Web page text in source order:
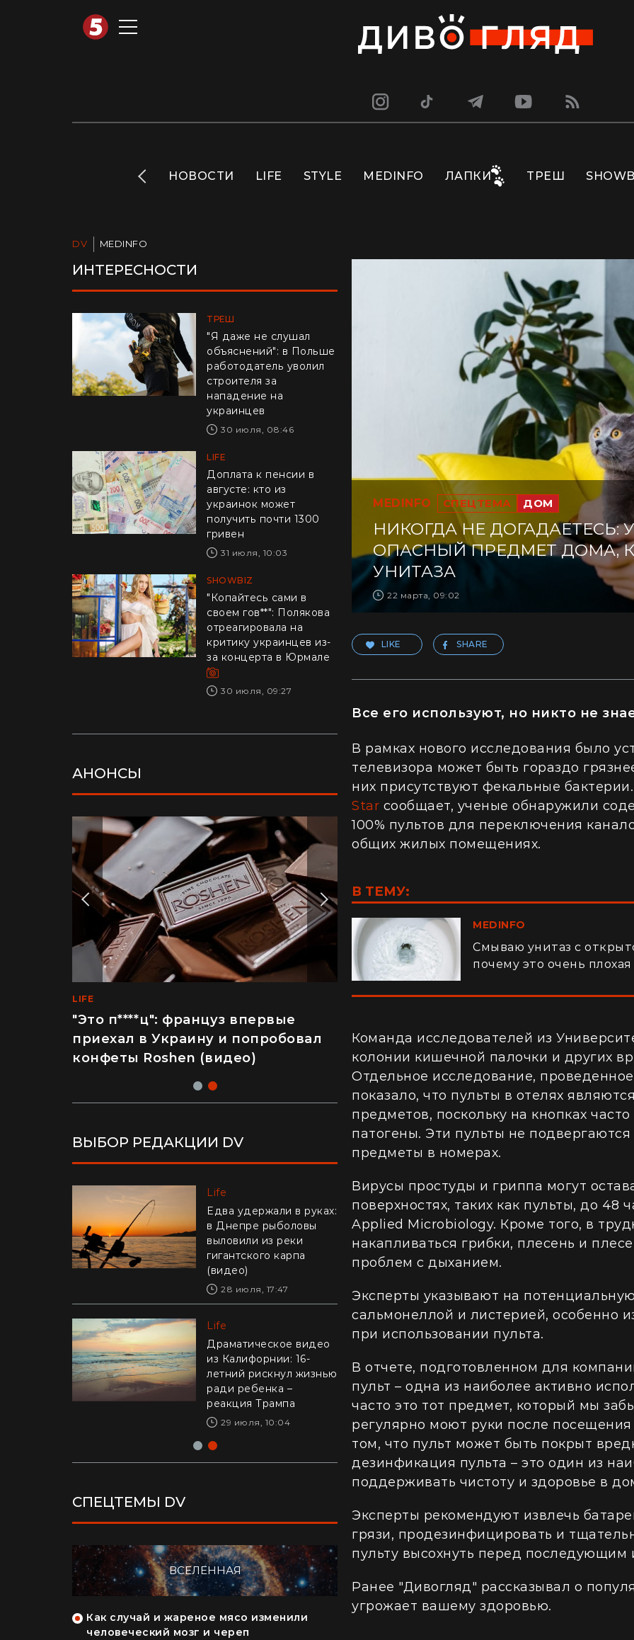
INFO НОВОСТИ LIFE STYLE MEDINFO ЛАПКИ ТРЕШ
DV MEDINFO
ИНТЕРЕСНОСТИ
ТРЕШ
"Я даже не слушал
объяснений": в Польше
работодатель уволил
строителя за
нападение на
украинцев
30 июля, 08:46
LIFE
Доплата к пенсии в
августе: кто из
украинок может
получить почти 1300
гривен
31 июля, 10:03
SHOWBIZ
"Копайтесь сами в
своем гов**": Полякова
отреагировала на
критику украинцев из-
за концерта в Юрмале
30 июля, 09:27
АНОНСЫ
LIFE
Лайфхак из Греции: как бюджетно
бороться с жарой в квартире
LIFE
"Это п****ц": француз впервые
приехал в Украину и попробовал
конфеты Roshen (видео)
ВЫБОР РЕДАКЦИИ DV
Life
Украинцев
предупредили об
афере с отключением
электроэнергии
30 июля, 10:57
"Это было очень
стремно": украинка
откровенно объяснила,
почему бросила
Канаду ради Азии
28 июля, 17:04
Life
Едва удержали в руках:
в Днепре рыболовы
выловили из реки
гигантского карпа
(видео)
28 июля, 17:47
Life
Драматическое видео
из Калифорнии: 16-
летний рискнул жизнью
ради ребенка –
реакция Трампа
29 июля, 10:04
СПЕЦТЕМЫ DV
ВСЕЛЕННАЯ
Как случай и жареное мясо изменили
человеческий мозг и череп
"Я почувствовал, как трясется земля":
MEDINFO СПЕЦТЕМА ДОМ
НИКОГДА НЕ ДОГАДАЕТЕСЬ:
ОПАСНЫЙ ПРЕДМЕТ ДОМА,
УНИТАЗА
22 марта, 09:02
LIKE SHARE
Все его используют, но никто не
В рамках нового исследования было
телевизора может быть гораздо
них присутствуют фекальные
Star сообщает, ученые обнаружили
100% пультов для переключения
общих жилых помещениях.
В ТЕМУ:
MEDINFO
Смываю унитаз с
почему это очень
Команда исследователей из
колонии кишечной палочки и других
Отдельное исследование,
показало, что пульты в отелях
предметов, поскольку на кнопках
патогены. Эти пульты не
предметы в номерах.
Вирусы простуды и гриппа могут
поверхностях, таких как пульты, до 48
Applied Microbiology. Кроме того, в
накапливаться грибки, плесень и
проблем с дыханием.
Эксперты указывают на
сальмонеллой и листерией, особенно
при использовании пульта.
В отчете, подготовленном для
пульт – одна из наиболее активно
часто это тот предмет, который мы
регулярно моют руки после
том, что пульт может быть покрыт
дезинфикация пульта – это один из
поддерживать чистоту и здоровье в
Эксперты рекомендуют извлечь
грязи, продезинфицировать и
пульту высохнуть перед последующим
Ранее "Дивогляд" рассказывал о
угрожает вашему здоровью.